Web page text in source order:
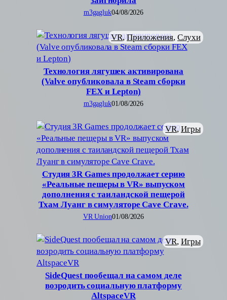
m3gagluk04/08/2026
Технология лягушек активирована
(Valve опубликовала в Steam сборки
FEX и Lepton)
VR, Приложения, Слухи
m3gagluk01/08/2026
Студия 3R Games продолжает серию
«Реальные пещеры в VR» выпуском
дополнения с таиландской пещерой
Тхам Луанг в симуляторе Cave Crave.
VR, Игры
VR Union01/08/2026
SideQuest пообещал на самом деле
возродить социальную платформу
AltspaceVR
VR, Игры